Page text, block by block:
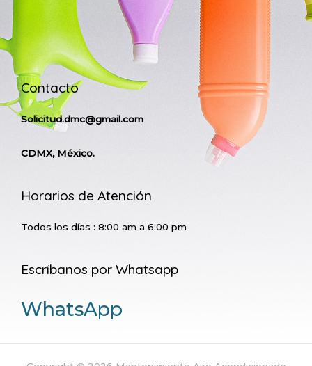
Contacto
Solicitud.dmc@gmail.com
CDMX, México.
Horarios de Atención
Todos los días : 8:00 am a 6:00 pm
Escríbanos por Whatsapp
WhatsApp